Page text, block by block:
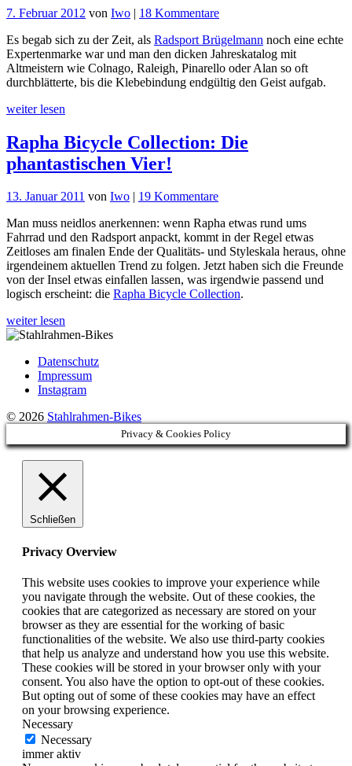
7. Februar 2012 von Iwo | 18 Kommentarezu
Baylis-
Brügelmann-
Brillanz
Es begab sich zu der Zeit, als Radsport Brügelmann noch eine echte
Expertenmarke war und man den dicken Jahreskatalog mit
Altmeistern wie Colnago, Raleigh, Pinarello oder Alan so oft
durchblätterte, bis die Klebebindung endgültig den Geist aufgab.
weiter lesen
Rapha Bicycle Collection: Die
phantastischen Vier!
13. Januar 2011 von Iwo | 19 Kommentarezu
Bicycle
Collection:
Die
phantastischen
Vier!
Man muss neidlos anerkennen: wenn Rapha etwas rund ums
Fahrrad und den Radsport anpackt, kommt in der Regel etwas
Zeitloses am finalen Ende der Qualitäts- und Styleskala heraus, ohne
irgendeinem aktuellen Trend zu folgen. Jetzt haben sich die Freunde
von der Insel etwas einfallen lassen, was irgendwie passend und
logisch erscheint: die Rapha Bicycle Collection.
weiter lesen
Datenschutz
Impressum
Instagram
© 2026 Stahlrahmen-Bikes
Privacy & Cookies Policy
Schließen
Privacy Overview
This website uses cookies to improve your experience while
you navigate through the website. Out of these cookies, the
cookies that are categorized as necessary are stored on your
browser as they are essential for the working of basic
functionalities of the website. We also use third-party cookies
that help us analyze and understand how you use this website.
These cookies will be stored in your browser only with your
consent. You also have the option to opt-out of these cookies.
But opting out of some of these cookies may have an effect
on your browsing experience.
Necessary
Necessary
immer aktiv